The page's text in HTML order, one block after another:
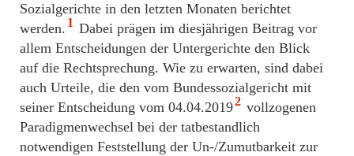
Sozialgerichte in den letzten Monaten berichtet
werden. 1 Dabei prägen im diesjährigen Beitrag vor
allem Entscheidungen der Untergerichte den Blick
auf die Rechtsprechung. Wie zu erwarten, sind dabei
auch Urteile, die den vom Bundessozialgericht mit
seiner Entscheidung vom 04.04.20192 vollzogenen
Paradigmenwechsel bei der tatbestandlich
notwendigen Feststellung der Un-/Zumutbarkeit zur